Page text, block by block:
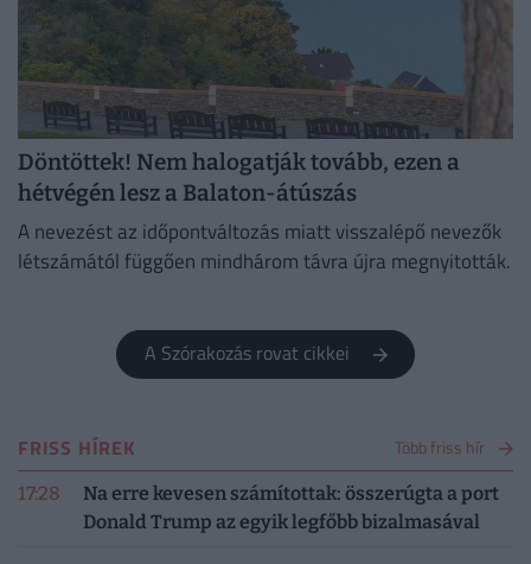
Döntöttek! Nem halogatják tovább, ezen a
hétvégén lesz a Balaton-átúszás
A nevezést az időpontváltozás miatt visszalépő nevezők
létszámától függően mindhárom távra újra megnyitották.
A Szórakozás rovat cikkei
FRISS HÍREK Több friss hír
17:28
Na erre kevesen számítottak: összerúgta a port
Donald Trump az egyik legfőbb bizalmasával